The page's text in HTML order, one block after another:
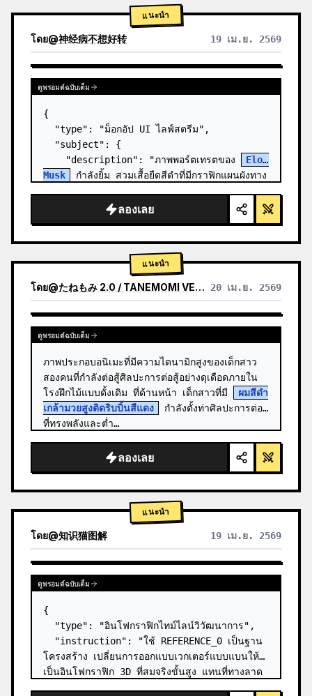
แนะนำ
โดย@神经病不想好转 19 เม.ย. 2569
ดูพรอมต์ฉบับเต็ม
{
  "type": "ม็อกอัป UI ไลฟ์สตรีม",
  "subject": {
    "description": "ภาพพอร์ตเทรตของ
Elon
Musk
กำลังยิ้ม สวมเสื้อยืดสีดำที่มีกราฟิกแผนผังทาง
    "background": "ด้านซ้ายแสดงหน้าจอที่มี
ข้อความ '{argument n…
ลองเลย
แนะนำ
โดย@たねもみ 2.0 / TANEMOMI VER2.0 20 เม.ย. 2569
ดูพรอมต์ฉบับเต็ม
ภาพประกอบอนิเมะที่มีความไดนามิกสูงของเด็กสาว
สองคนที่กำลังต่อสู้ศิลปะการต่อสู้อย่างดุเดือดภายใน
โรงฝึกไม้แบบดั้งเดิม ที่ด้านหน้า เด็กสาวที่มี
ผมสีดำ
เกล้ามวยสูงติดริบบิ้นสีแดง
กำลังตั้งท่าศิลปะการต่อสู้
ที่ทรงพลังและต่ำ…
ลองเลย
แนะนำ
โดย@知识猫图解 19 เม.ย. 2569
ดูพรอมต์ฉบับเต็ม
{
  "type": "อินโฟกราฟิกไทม์ไลน์วิวัฒนาการ",
  "instruction": "ใช้ REFERENCE_0 เป็นฐาน
โครงสร้าง เปลี่ยนการออกแบบเวกเตอร์แบบแบนให้
เป็นอินโฟกราฟิก 3D ที่สมจริงขั้นสูง แทนที่ทางลาด